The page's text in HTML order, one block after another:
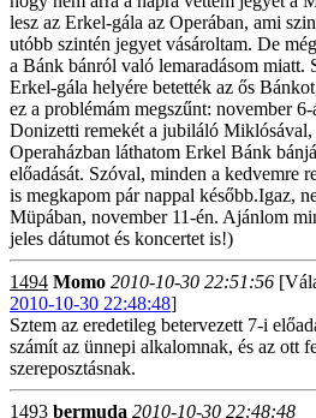
lesz az Erkel-gála az Operában, ami
utóbb szintén jegyet vásároltam. De
a Bánk bánról való lemaradásom miatt.
Erkel-gála helyére betették az ős
ez a problémám megszűnt: november
Donizetti remekét a jubiláló Miklósával,
Operaházban láthatom Erkel Bánk
előadását. Szóval, minden a kedvemre
is megkapom pár nappal később.Igaz,
Müpában, november 11-én. Ajánlom
jeles dátumot és koncertet is!)
1494 Momo 2010-10-30 22:51:56
2010-10-30 22:48:48]
Sztem az eredetileg betervezett 7-i
számít az ünnepi alkalomnak, és az ott
szereposztásnak.
1493 bermuda 2010-10-30 22:48:48